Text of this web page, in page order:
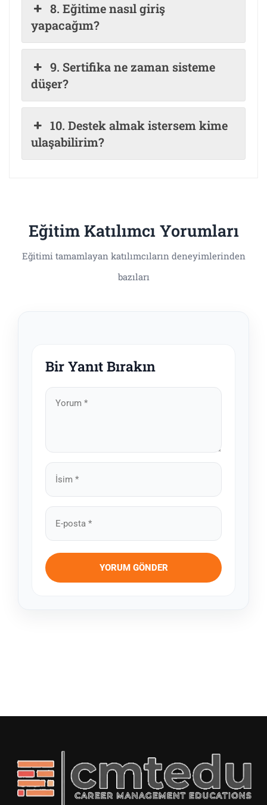
8. Eğitime nasıl giriş
yapacağım?
9. Sertifika ne zaman sisteme
düşer?
10. Destek almak istersem kime
ulaşabilirim?
Eğitim Katılımcı Yorumları
Bir Yanıt Bırakın